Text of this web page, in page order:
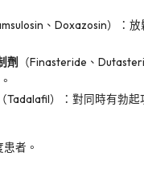
、Doxazosin）：
劑
（Finasteride、
（Tadalafil）：對同時有勃
者。